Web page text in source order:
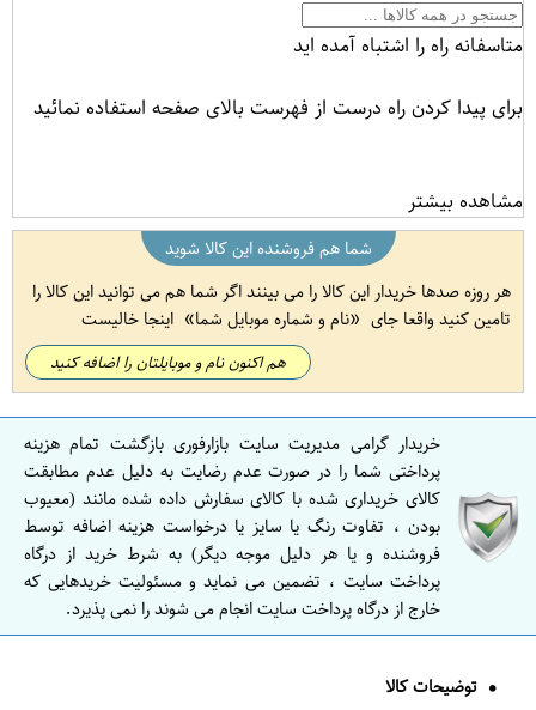
متاسفانه راه را اشتباه آمده اید
برای پیدا کردن راه درست از فهرست بالای صفحه استفاده نمائید
مشاهده بیشتر
شما هم فروشنده این کالا شوید
هر روزه صدها خریدار این کالا را می بینند اگر شما هم می توانید این کالا را
تامین کنید واقعا جای
نام و شماره موبایل شما اینجا خالیست
هم اکنون نام و موبایلتان را اضافه کنید
خریدار گرامی مدیریت سایت بازارفوری بازگشت تمام هزینه
پرداختی شما را در صورت عدم رضایت به دلیل عدم مطابقت
کالای خریداری شده با کالای سفارش داده شده مانند (معیوب
بودن ، تفاوت رنگ یا سایز یا درخواست هزینه اضافه توسط
فروشنده و یا هر دلیل موجه دیگر) به شرط خرید از درگاه
پرداخت سایت ، تضمین می نماید و مسئولیت خریدهایی که
خارج از درگاه پرداخت سایت انجام می شوند را نمی پذیرد.
توضیحات کالا